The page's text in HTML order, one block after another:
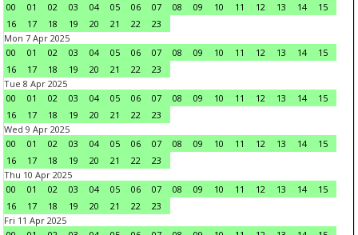
00
01 02 03 04 05 06 07 08 09 10 11 12 13 14
15
16
17 18 19 20 21 22
23
Mon 7 Apr 2025
00
01 02 03 04 05 06 07 08 09 10 11 12 13 14
15
16
17 18 19 20 21 22
23
Tue 8 Apr 2025
00
01 02 03 04 05 06 07 08 09 10 11 12 13 14
15
16
17 18 19 20 21 22
23
Wed 9 Apr 2025
00
01 02 03 04 05 06 07 08 09 10 11 12 13 14
15
16
17 18 19 20 21 22
23
Thu 10 Apr 2025
00
01 02 03 04 05 06 07 08 09 10 11 12 13 14
15
16
17 18 19 20 21 22
23
Fri 11 Apr 2025